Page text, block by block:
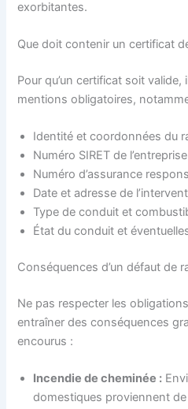
exorbitantes.
Que doit contenir un certificat
Pour qu’un certificat soit
mentions obligatoires,
Identité et coordonnées du
Numéro SIRET de l’entreprise
Numéro d’assurance
Date et adresse de
Type de conduit et
État du conduit et
Conséquences d’un défaut de
Ne pas respecter les
entraîner des conséquences
encourus :
Incendie de cheminée :
domestiques proviennent